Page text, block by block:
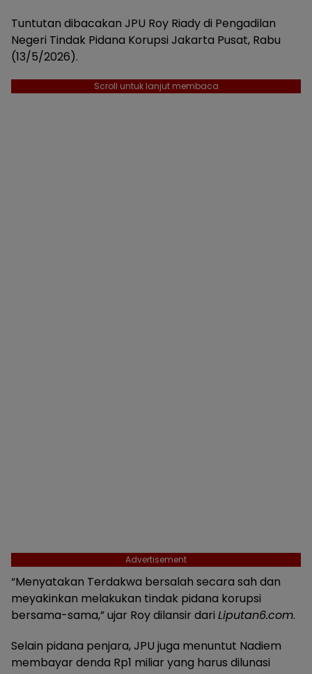
Tuntutan dibacakan JPU Roy Riady di Pengadilan
Negeri Tindak Pidana Korupsi Jakarta Pusat, Rabu
(13/5/2026).
Scroll untuk lanjut membaca
Advertisement
“Menyatakan Terdakwa bersalah secara sah dan
meyakinkan melakukan tindak pidana korupsi
bersama-sama,” ujar Roy dilansir dari Liputan6.com.
Selain pidana penjara, JPU juga menuntut Nadiem
membayar denda Rp1 miliar yang harus dilunasi